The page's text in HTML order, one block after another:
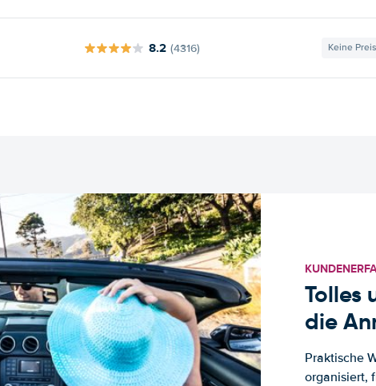
8.2 (4316) Keine
Tolles
die
Praktische
organisiert,